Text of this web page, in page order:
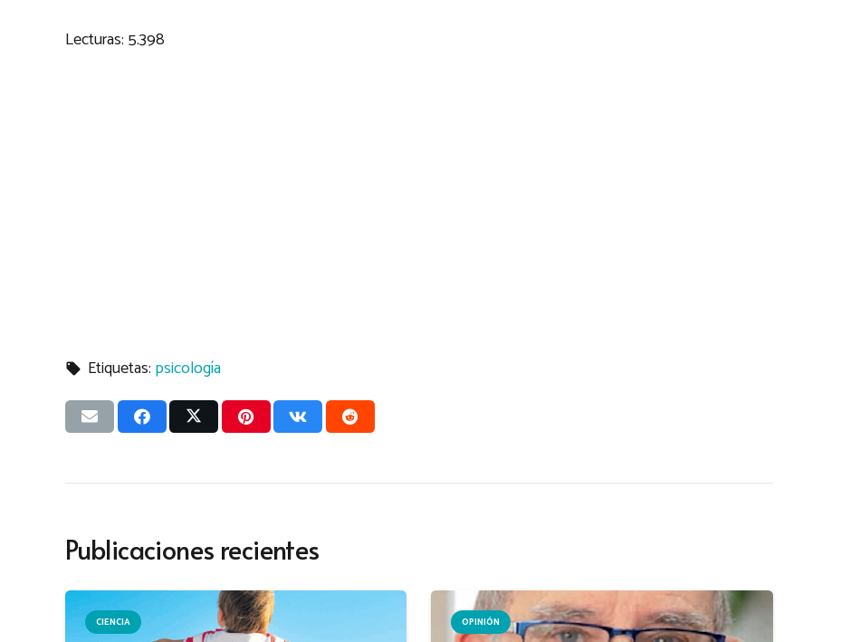
Lecturas: 5.398
local_offer Etiquetas: psicología
Publicaciones recientes
CIENCIA OPINIÓN